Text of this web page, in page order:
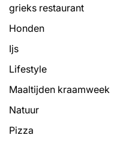
grieks restaurant
Honden
Ijs
Lifestyle
Maaltijden kraamweek
Natuur
Pizza